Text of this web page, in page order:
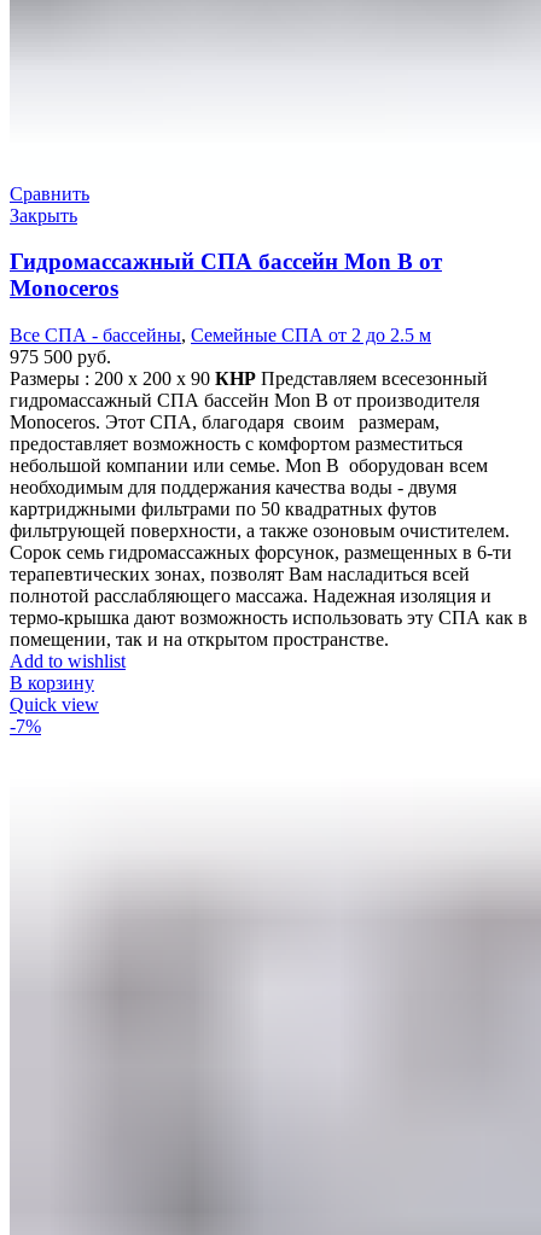
Сравнить
Закрыть
Гидромассажный СПА бассейн Mon B от
Monoceros
Все СПА - бассейны, Семейные СПА от 2 до 2.5 м
975 500 руб.
Размеры : 200 x 200 х 90 КНР Представляем всесезонный
гидромассажный СПА бассейн Mon B от производителя
Monoceros. Этот СПА, благодаря своим размерам,
предоставляет возможность с комфортом разместиться
небольшой компании или семье. Mon B оборудован всем
необходимым для поддержания качества воды - двумя
картриджными фильтрами по 50 квадратных футов
фильтрующей поверхности, а также озоновым очистителем.
Сорок семь гидромассажных форсунок, размещенных в 6-ти
терапевтических зонах, позволят Вам насладиться всей
полнотой расслабляющего массажа. Надежная изоляция и
термо-крышка дают возможность использовать эту СПА как в
помещении, так и на открытом пространстве.
Add to wishlist
В корзину
Quick view
-7%